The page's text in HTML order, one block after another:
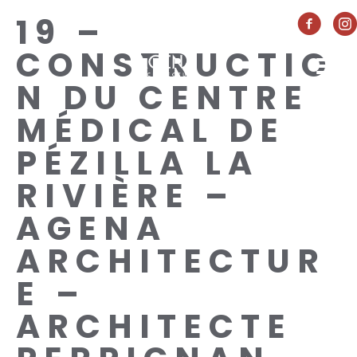
19 –
CONSTRUCTIO
N DU CENTRE
MÉDICAL DE
PÉZILLA LA
RIVIÈRE –
AGENA
ARCHITECTUR
E –
ARCHITECTE